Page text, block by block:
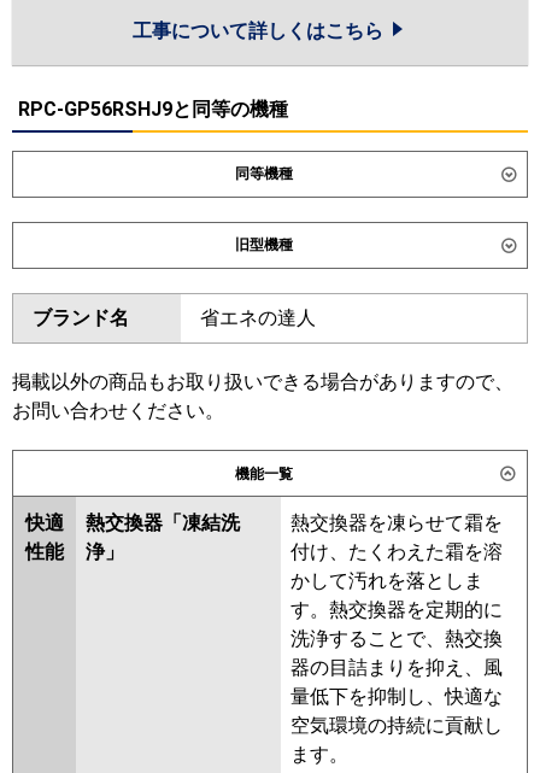
工事について詳しくはこちら
RPC-GP56RSHJ9と同等の機種
同等機種
ダイキン SZRH56CNV SZRH56CV
東芝 GCEA05611JMUB GCEA05611JXU
GCSA05613JMUB
GCSA05613JXU
三菱電機 PCZ-ERMP56SKL6 PCZ-
ERMP56SK6
日立 RPC-GP56RSHJ11
三菱重工
パナソニック PA-P56T7SHNCX PA-P56T7SHNC
PA-P56T7SHC
旧型機種
ダイキン SZRH56BYNV SZRH56BYV
SZRH56BJNV
SZRH56BFNV SZRH56BFV
SZRH56BCV SZRH56BCNV
RCSA05643JMU RCSA05643JXU
RCSA05633JM
ACSA05687JM ACSA05687JX
三菱電機 PCZ-ERMP56SK5
PCZ-
ERMP56SKL5 PCZ-ERMP56SKL4
PCZ-ERMP56SK4 PCZ-
ERMP56SK3 PCZ-ERMP56SKL3
PCZ-ERMP56SK2 PCZ-
ERMP56SKL2 PCZ-ERMP56SKZ
PCZ-ERMP56SKLZ PCZ-
ERMP56SKLY PCZ-ERMP56SKY
ブランド名 省エネの達人
掲載以外の商品もお取り扱いできる場合がありますので、
お問い合わせください。
機能一覧
快適
性能
熱交換器「凍結洗
浄」
熱交換器を凍らせて霜を
付け、たくわえた霜を溶
かして汚れを落としま
す。熱交換器を定期的に
洗浄することで、熱交換
器の目詰まりを抑え、風
量低下を抑制し、快適な
空気環境の持続に貢献し
ます。